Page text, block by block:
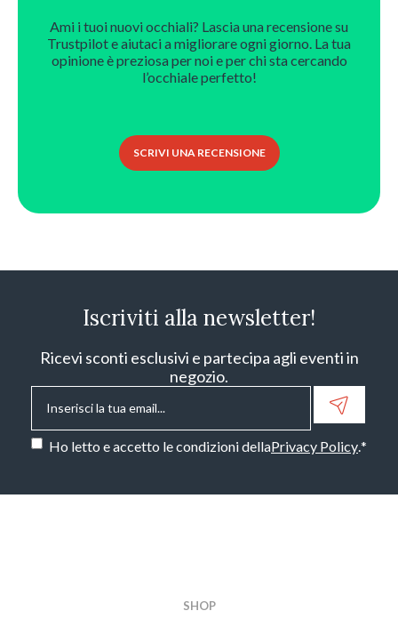
Ami i tuoi nuovi occhiali? Lascia una recensione su
Trustpilot e aiutaci a migliorare ogni giorno. La tua
opinione è preziosa per noi e per chi sta cercando
l’occhiale perfetto!
SCRIVI UNA RECENSIONE
Iscriviti alla newsletter!
Ricevi sconti esclusivi e partecipa agli eventi in
negozio.
Email*
Consenso*
Ho letto e accetto le condizioni dellaPrivacy Policy.*
SHOP